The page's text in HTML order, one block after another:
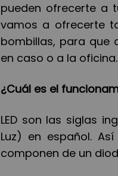
pueden ofrecerte a
vamos a ofrecerte
bombillas, para que
en caso o a la oficina.
¿Cuál es el
LED son las siglas
Luz) en español.
componen de un